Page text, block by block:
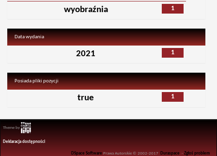
1
wyobraźnia
Data wydania
1
2021
Posiada pliki pozycji
1
true
Theme by
Deklaracja dostępności
DSpace Software Prawa Autorskie © 2002-2017 Duraspace -Zgłoś problem